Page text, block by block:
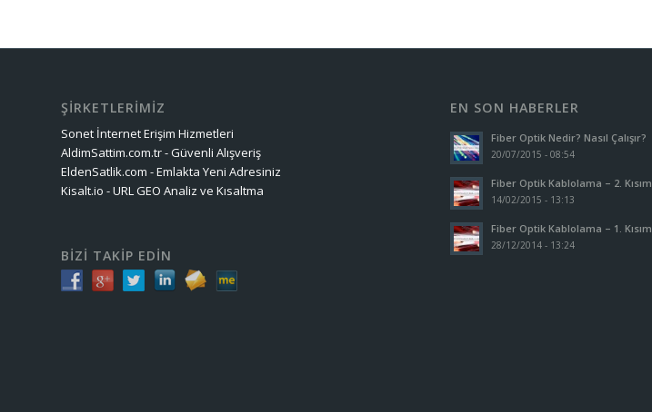
ŞİRKETLERİMİZ
Sonet İnternet Erişim Hizmetleri
AldimSattim.com.tr - Güvenli Alışveriş
EldenSatlik.com - Emlakta Yeni Adresiniz
Kisalt.io - URL GEO Analiz ve Kısaltma
BİZİ TAKİP EDİN
EN SON HABERLER
Fiber Optik Nedir? Nasıl Çalışır?
20/07/2015 - 08:54
Fiber Optik Kablolama – 2. Kısım
14/02/2015 - 13:13
Fiber Optik Kablolama – 1. Kısım
28/12/2014 - 13:24